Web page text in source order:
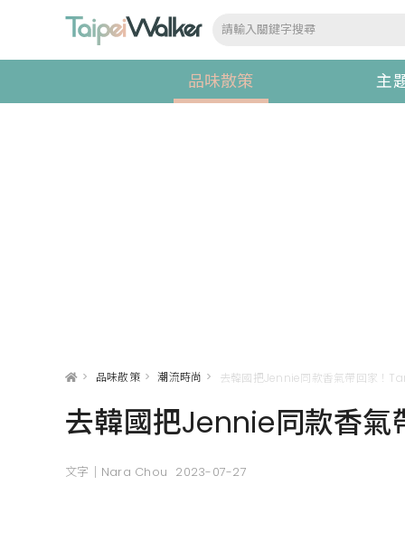
品味散策 主
> 品味散策 > 潮流時尚 > 去韓國把Jennie同款香氣帶回家！
去韓國把Jennie同款香
文字｜Nara Chou 2023-07-27